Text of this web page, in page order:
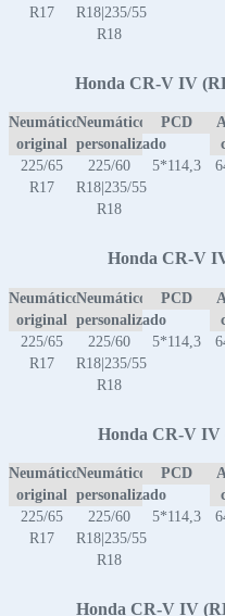
R17
R18|235/55
R18
Honda CR-V IV
Neumático
original
Neumático
personalizado
PCD
225/65
R17
225/60
R18|235/55
R18
5*114,3
Honda CR-V
Neumático
original
Neumático
personalizado
PCD
225/65
R17
225/60
R18|235/55
R18
5*114,3
Honda CR-V IV
Neumático
original
Neumático
personalizado
PCD
225/65
R17
225/60
R18|235/55
R18
5*114,3
Honda CR-V IV